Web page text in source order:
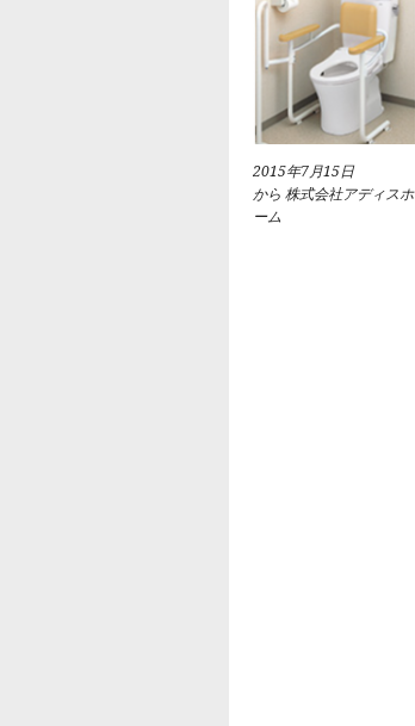
2015年7月15日
から 株式会社アディスホ
ーム